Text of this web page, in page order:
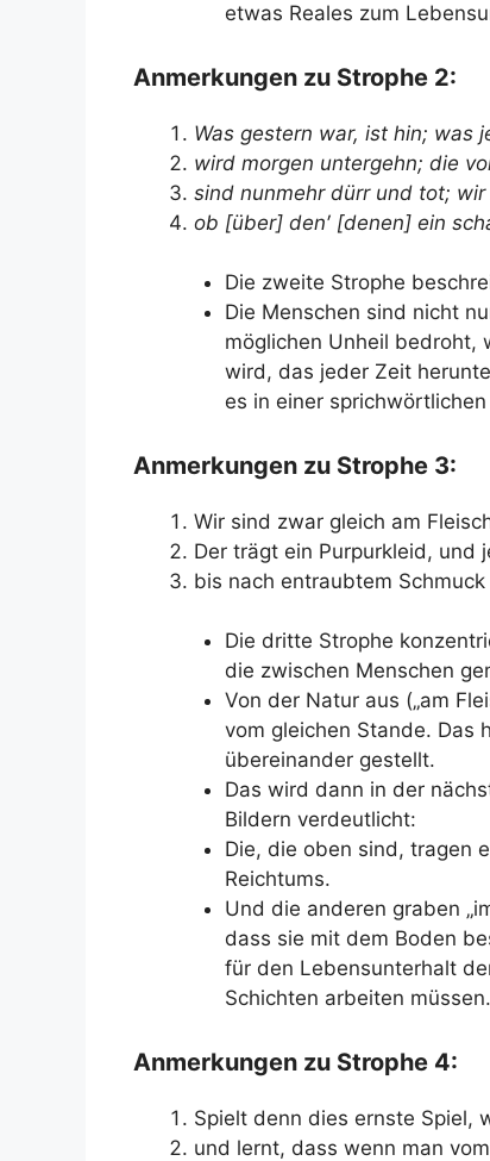
etwas Reales zum
Anmerkungen zu Strophe 2:
Was gestern war, ist hin; was
wird morgen untergehn; die
sind nunmehr dürr und tot;
ob [über] den′ [denen] ein
Die zweite Strophe
Die Menschen sind nicht
möglichen Unheil bedroht,
wird, das jeder Zeit
es in einer
Anmerkungen zu Strophe 3:
Wir sind zwar gleich am
Der trägt ein Purpurkleid, und
bis nach entraubtem
Die dritte Strophe
die zwischen Menschen
Von der Natur aus („am
vom gleichen Stande. Das
übereinander gestellt.
Das wird dann in der
Bildern verdeutlicht:
Die, die oben sind, tragen
Reichtums.
Und die anderen graben
dass sie mit dem Boden
für den Lebensunterhalt
Schichten arbeiten müssen.
Anmerkungen zu Strophe 4:
Spielt denn dies ernste Spiel,
und lernt, dass wenn man